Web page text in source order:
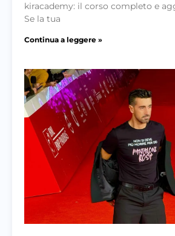
kiracademy: il corso completo e
Se la tua
Continua a leggere »